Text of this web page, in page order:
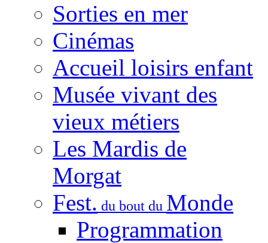
Sorties en mer
Cinémas
Accueil loisirs enfant
Musée vivant des
vieux métiers
Les Mardis de
Morgat
Fest. du bout du Monde
Programmation